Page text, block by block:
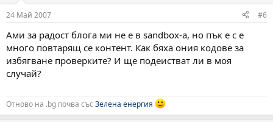
24 Май 2007 #6
Ами за радост блога ми не е в sandbox-a, но пък е с е
много повтарящ се контент. Как бяха ония кодове за
избягване проверките? И ще подеистват ли в моя
случай?
Отново на .bg почва със Зелена енергия